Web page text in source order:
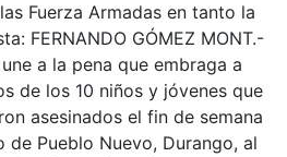
Fuerza Armadas en tanto la
FERNANDO GÓMEZ MONT.-
a la pena que embraga a
de los 10 niños y jóvenes que
asesinados el fin de semana
de Pueblo Nuevo, Durango, al